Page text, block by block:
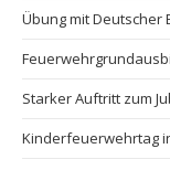
Übung mit Deutscher
Starker Auftritt zum
Kinderfeuerwehrtag